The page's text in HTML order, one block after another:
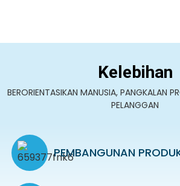
Kelebihan
BERORIENTASIKAN MANUSIA, PANGKALAN
PELANGGAN
PEMBANGUNAN